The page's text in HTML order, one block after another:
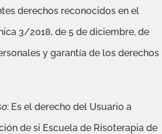
derechos reconocidos en el
3/2018, de 5 de diciembre, de
y garantía de los derechos
: Es el derecho del Usuario a
de si Escuela de Risoterapia de